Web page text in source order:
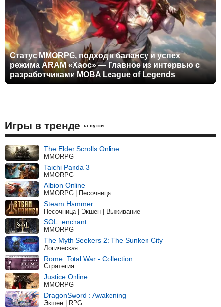
Статус MMORPG, подход к балансу и успех
режима ARAM «Хаос» — Главное из интервью с
разработчиками MOBA League of Legends
Игры в тренде за сутки
The Elder Scrolls Online
MMORPG
Taichi Panda 3
MMORPG
Albion Online
MMORPG | Песочница
Steam Hammer
Песочница | Экшен | Выживание
SOL: enchant
MMORPG
The Myth Seekers 2: The Sunken City
Логическая
Rome: Total War - Collection
Стратегия
Justice Online
MMORPG
DragonSword : Awakening
Экшен | RPG